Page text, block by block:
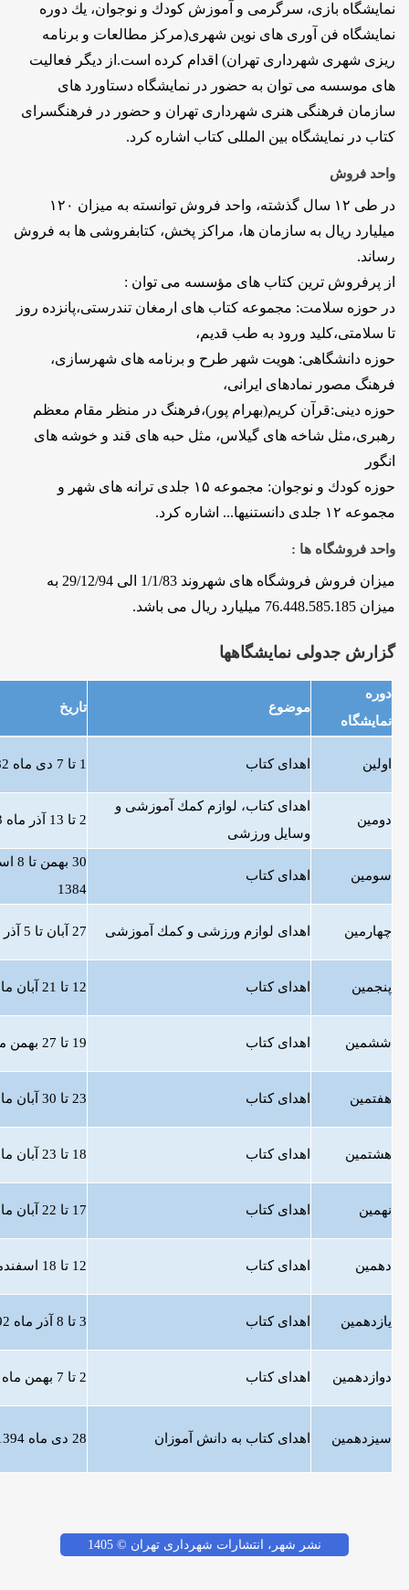
نمایشگاه بازی، سرگرمی و آموزش كودك و نوجوان، یك دوره
نمایشگاه فن آوری های نوین شهری(مرکز مطالعات و برنامه
ریزی شهری شهرداری تهران) اقدام كرده است.از دیگر فعالیت
های موسسه می توان به حضور در نمایشگاه دستاورد های
سازمان فرهنگی هنری شهرداری تهران و حضور در فرهنگسرای
کتاب در نمایشگاه بین المللی کتاب اشاره كرد.
واحد فروش
در طی ۱۲ سال گذشته، واحد فروش توانسته به میزان ۱۲۰
میلیارد ریال به سازمان ها، مراكز پخش، كتابفروشی ها به فروش
رساند.
از پرفروش ترین كتاب های مؤسسه می توان :
در حوزه سلامت: مجموعه كتاب های ارمغان تندرستی،پانزده روز
تا سلامتی،كلید ورود به طب قدیم،
حوزه دانشگاهی: هویت شهر طرح و برنامه های شهرسازی،
فرهنگ مصور نمادهای ایرانی،
حوزه دینی:قرآن كریم(بهرام پور)‏،فرهنگ در منظر مقام معظم
رهبری،مثل شاخه های گیلاس، مثل حبه های قند و خوشه های
انگور
حوزه كودك و نوجوان: مجموعه ۱۵ جلدی ترانه های شهر و
مجموعه ۱۲ جلدی دانستنیها... اشاره کرد.
واحد فروشگاه ها :
میزان فروش فروشگاه های شهروند 1/1/83 الی 29/12/94 به
میزان 76.448.585.185 میلیارد ریال می باشد.
گزارش جدولی نمایشگاهها
دوره
نمایشگاه
موضوع تاریخ
اولین اهدای كتاب 1 تا 7 دی ماه 1382
دومین
اهدای كتاب، لوازم كمك آموزشی و
وسایل ورزشی
2 تا 13 آذر ماه 1383
سومین اهدای كتاب
30
1384
چهارمین اهدای لوازم ورزشی و كمك آموزشی 27 آبان تا 5 آذر 1385
پنجمین اهدای كتاب 12 تا 21 آبان ماه 1386
ششمین اهدای كتاب 19 تا 27 بهمن ماه 1387
هفتمین اهدای كتاب 23 تا 30 آبان ماه 1388
هشتمین اهدای كتاب 18 تا 23 آبان ماه 1389
نهمین اهدای كتاب 17 تا 22 آبان ماه 1390
دهمین اهدای كتاب 12 تا 18 اسفندماه 1391
یازدهمین اهدای کتاب 3 تا 8 آذر ماه 1392
دوازدهمین اهدای کتاب 2 تا 7 بهمن ماه 1393
سیزدهمین اهدای کتاب به دانش آموزان 28 دی ماه 1394
نشر شهر، انتشارات شهرداری تهران © 1405